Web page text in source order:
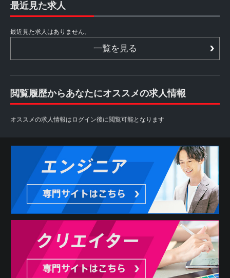
最近見た求人
最近見た求人はありません。
一覧を見る
閲覧履歴からあなたにオススメの求人情報
オススメの求人情報はログイン後に閲覧可能となります